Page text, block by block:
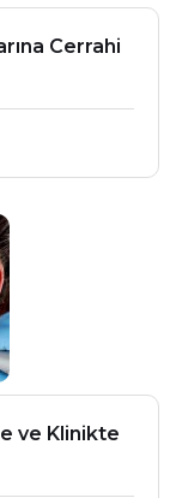
Cerrahi
ve Klinikte